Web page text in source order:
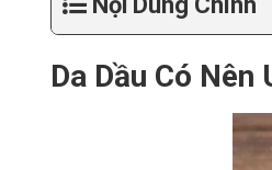
Da Dầu Có Nên